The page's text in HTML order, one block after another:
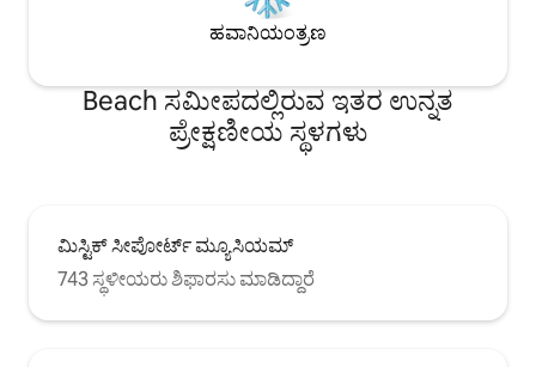
ಹವಾನಿಯಂತ್ರಣ
Beach ಸಮೀಪದಲ್ಲಿರುವ ಇತರ ಉನ್ನತ
ಪ್ರೇಕ್ಷಣೀಯ ಸ್ಥಳಗಳು
ಮಿಸ್ಟಿಕ್ ಸೀಪೋರ್ಟ್ ಮ್ಯೂಸಿಯಮ್
743 ಸ್ಥಳೀಯರು ಶಿಫಾರಸು ಮಾಡಿದ್ದಾರೆ